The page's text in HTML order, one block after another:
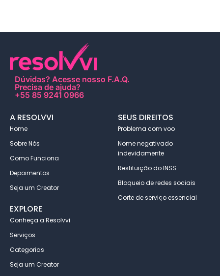
Dúvidas? Acesse nosso F.A.Q.
Precisa de ajuda?
+55 85 9241 0966
A RESOLVVI
Home
Sobre Nós
Como Funciona
Depoimentos
Seja um Creator
SEUS DIREITOS
Problema com voo
Nome negativado
indevidamente
Restituição do INSS
Bloqueio de redes sociais
Corte de serviço essencial
EXPLORE
Conheça a Resolvvi
Serviços
Categorias
Seja um Creator